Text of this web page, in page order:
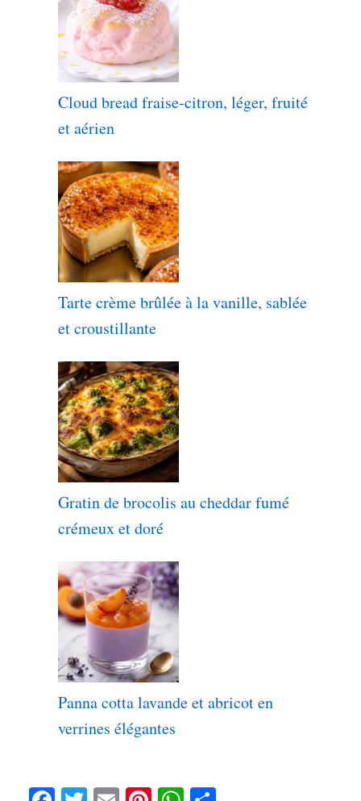
Cloud bread fraise-citron, léger, fruité
et aérien
Tarte crème brûlée à la vanille, sablée
et croustillante
Gratin de brocolis au cheddar fumé
crémeux et doré
Panna cotta lavande et abricot en
verrines élégantes